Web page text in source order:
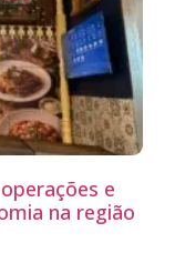
e
na região